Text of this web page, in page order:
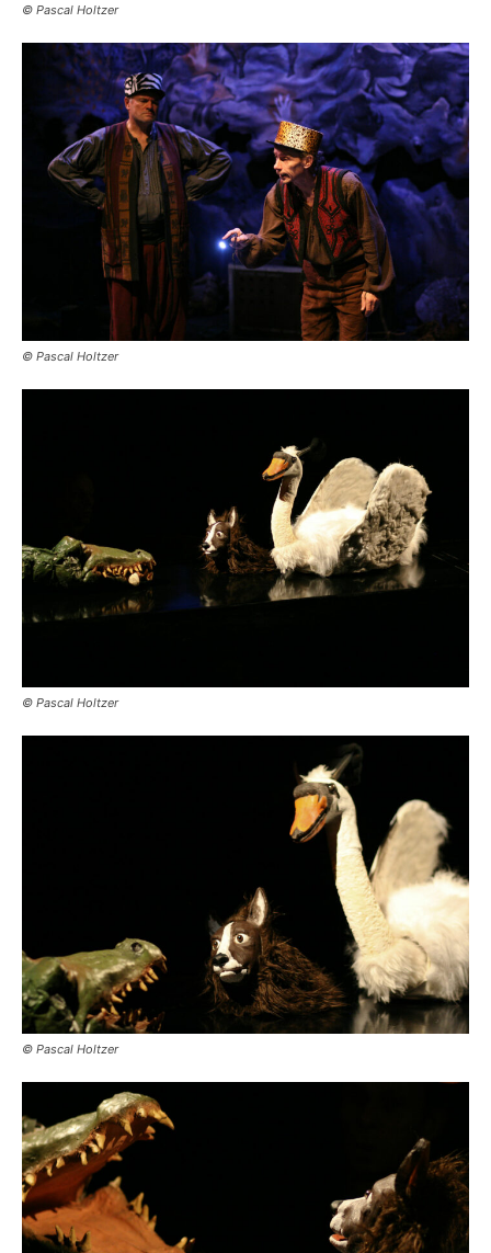
© Pascal Holtzer
© Pascal Holtzer
© Pascal Holtzer
© Pascal Holtzer